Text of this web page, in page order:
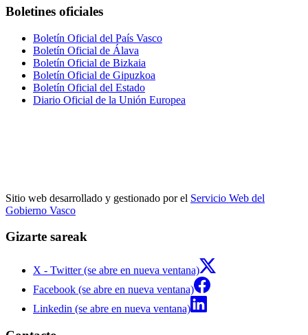
Boletines oficiales
Boletín Oficial del País Vasco
Boletín Oficial de Álava
Boletín Oficial de Bizkaia
Boletín Oficial de Gipuzkoa
Boletín Oficial del Estado
Diario Oficial de la Unión Europea
Sitio web desarrollado y gestionado por el Servicio Web del
Gobierno Vasco
Gizarte sareak
X - Twitter (se abre en nueva ventana)
Facebook (se abre en nueva ventana)
Linkedin (se abre en nueva ventana)